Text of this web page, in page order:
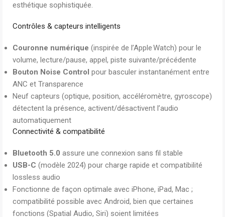
esthétique sophistiquée.
Contrôles & capteurs intelligents
Couronne numérique (inspirée de l’Apple Watch) pour le
volume, lecture/pause, appel, piste suivante/précédente
Bouton Noise Control pour basculer instantanément entre
ANC et Transparence
Neuf capteurs (optique, position, accéléromètre, gyroscope)
détectent la présence, activent/désactivent l’audio
automatiquement
Connectivité & compatibilité
Bluetooth 5.0 assure une connexion sans fil stable
USB-C (modèle 2024) pour charge rapide et compatibilité
lossless audio
Fonctionne de façon optimale avec iPhone, iPad, Mac ;
compatibilité possible avec Android, bien que certaines
fonctions (Spatial Audio, Siri) soient limitées